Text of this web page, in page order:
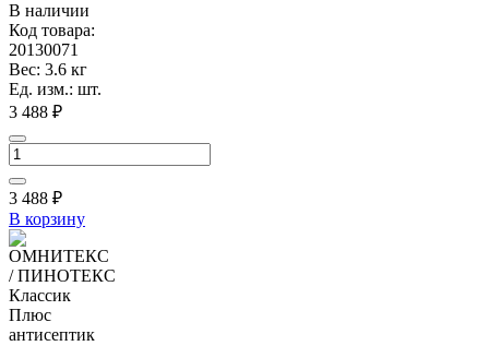
В наличии
Код товара:
20130071
Вес: 3.6 кг
Ед. изм.: шт.
3 488 ₽
3 488 ₽
В корзину